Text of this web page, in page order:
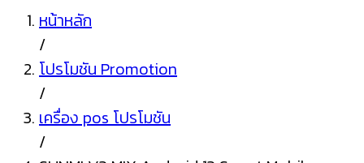
หน้าหลัก
/
โปรโมชัน Promotion
/
เครื่อง pos โปรโมชัน
/